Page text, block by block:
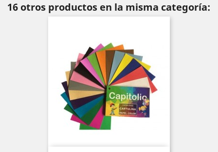
16 otros productos en la misma categoría: